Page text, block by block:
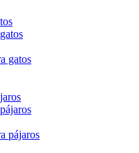
gatos
pájaros